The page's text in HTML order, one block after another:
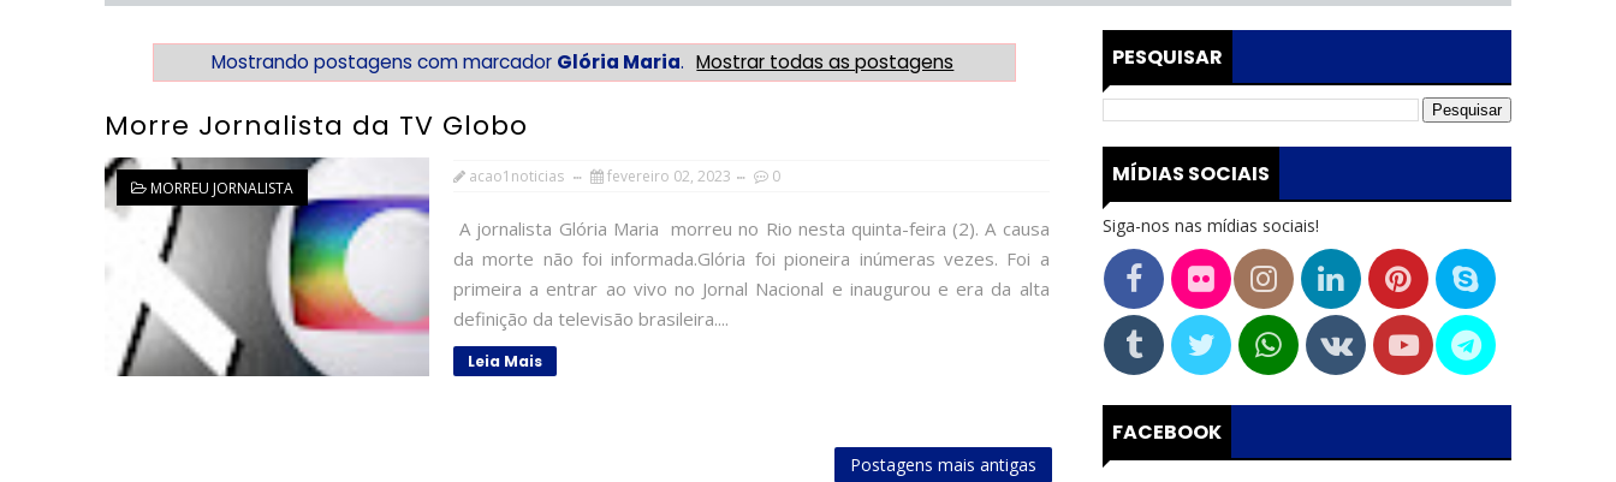
Mostrando postagens com marcador Glória Maria. Mostrar todas as postagens
Morre Jornalista da TV Globo
MORREU JORNALISTA
acao1noticias fevereiro 02, 2023 0
A jornalista Glória Maria morreu no Rio nesta quinta-feira (2). A causa
da morte não foi informada.Glória foi pioneira inúmeras vezes. Foi a
primeira a entrar ao vivo no Jornal Nacional e inaugurou e era da alta
definição da televisão brasileira....
Leia Mais
Postagens mais antigas
PESQUISAR
MÍDIAS SOCIAIS
Siga-nos nas mídias sociais!
FACEBOOK